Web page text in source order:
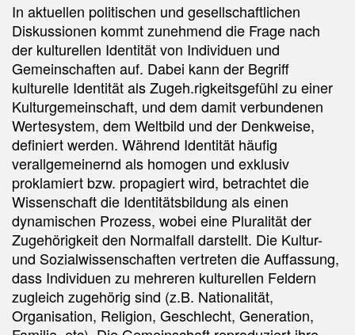
In aktuellen politischen und gesellschaftlichen
Diskussionen kommt zunehmend die Frage nach
der kulturellen Identität von Individuen und
Gemeinschaften auf. Dabei kann der Begriff
kulturelle Identität als Zugeh.rigkeitsgefühl zu einer
Kulturgemeinschaft, und dem damit verbundenen
Wertesystem, dem Weltbild und der Denkweise,
definiert werden. Während Identität häufig
verallgemeinernd als homogen und exklusiv
proklamiert bzw. propagiert wird, betrachtet die
Wissenschaft die Identitätsbildung als einen
dynamischen Prozess, wobei eine Pluralität der
Zugehörigkeit den Normalfall darstellt. Die Kultur-
und Sozialwissenschaften vertreten die Auffassung,
dass Individuen zu mehreren kulturellen Feldern
zugleich zugehörig sind (z.B. Nationalität,
Organisation, Religion, Geschlecht, Generation,